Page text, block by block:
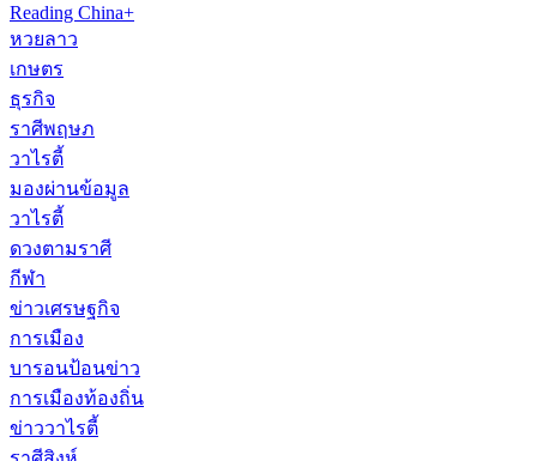
Reading China+
หวยลาว
เกษตร
ธุรกิจ
ราศีพฤษภ
วาไรตี้
มองผ่านข้อมูล
วาไรตี้
ดวงตามราศี
กีฬา
ข่าวเศรษฐกิจ
การเมือง
บารอนป้อนข่าว
การเมืองท้องถิ่น
ข่าววาไรตี้